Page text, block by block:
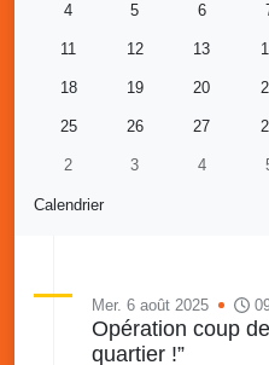
Calendrier
4 5 6
11 12 13
18 19 20
25 26 27
2 3 4
Mer. 6 août 2025
Opération coup
quartier !”